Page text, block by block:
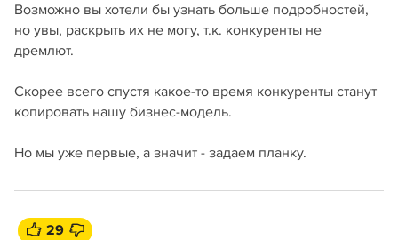
Возможно вы хотели бы узнать больше подробностей,
но увы, раскрыть их не могу, т.к. конкуренты не
дремлют.
Скорее всего спустя какое-то время конкуренты станут
копировать нашу бизнес-модель.
Но мы уже первые, а значит - задаем планку.
29